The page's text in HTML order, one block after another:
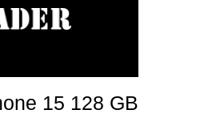
15 128 GB eSIM